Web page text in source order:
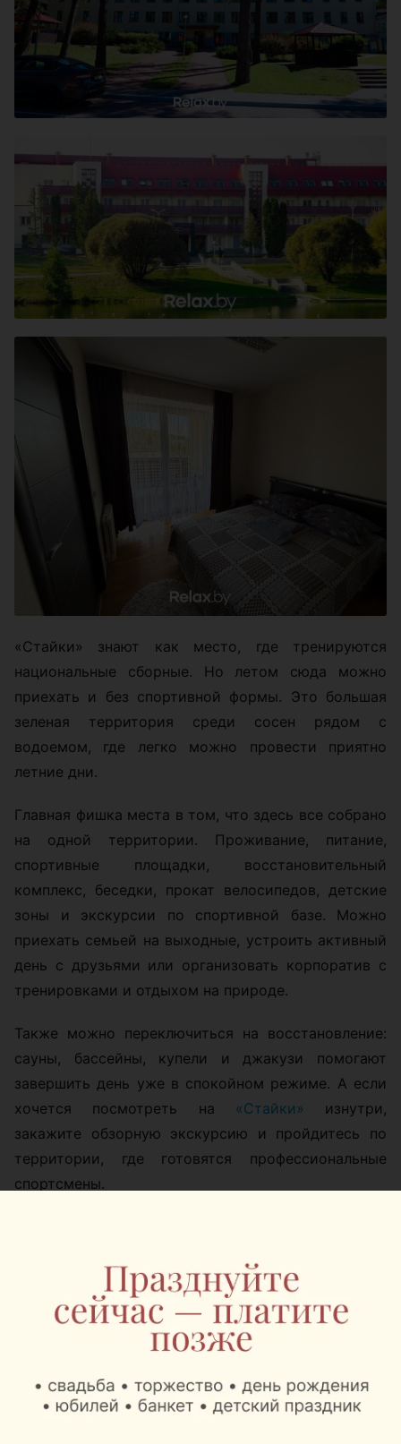
«Стайки» знают как место, где тренируются
национальные сборные. Но летом сюда можно
приехать и без спортивной формы. Это большая
зеленая территория среди сосен рядом с
водоемом, где легко можно провести приятно
летние дни.
Главная фишка места в том, что здесь все собрано
на одной территории. Проживание, питание,
спортивные площадки, восстановительный
комплекс, беседки, прокат велосипедов, детские
зоны и экскурсии по спортивной базе. Можно
приехать семьей на выходные, устроить активный
день с друзьями или организовать корпоратив с
тренировками и отдыхом на природе.
Также можно переключиться на восстановление:
сауны, бассейны, купели и джакузи помогают
завершить день уже в спокойном режиме. А если
хочется посмотреть на «Стайки» изнутри,
закажите обзорную экскурсию и пройдитесь по
территории, где готовятся профессиональные
спортсмены.
проживание: от 33 до 93 рублей с
человека за сутки;
питание, полный рацион на день: от 60
рублей с человека;
комплексы: от 75 до 200 рублей за
сеанс 2 часа;